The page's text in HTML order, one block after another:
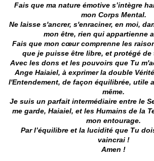
Fais que ma nature émotive s’intègre
mon Corps Mental.
Ne laisse s'ancrer, s'enraciner, en moi,
mon être, rien qui appartienne
Fais que mon cœur comprenne les
que je puisse être libre, et protégé
Avec les dons et les pouvoirs que Tu
Ange Haiaiel, à exprimer la double
l'Entendement, de façon équilibrée, utile
même.
Je suis un parfait intermédiaire entre le
me garde, Haiaiel, et les Humains de la
mon entourage.
Par l’équilibre et la lucidité que Tu
vaincrai !
Amen !